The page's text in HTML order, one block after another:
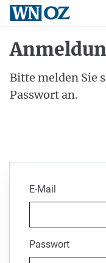
Bitte melden Sie
Passwort an.
E-Mail
Passwort